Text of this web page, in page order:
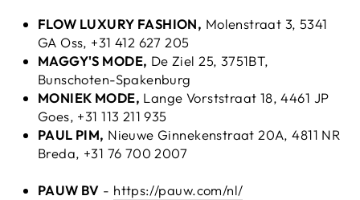
FLOW LUXURY FASHION, Molenstraat 3, 5341
GA Oss, +31 412 627 205
MAGGY'S MODE, De Ziel 25, 3751BT,
Bunschoten-Spakenburg
MONIEK MODE, Lange Vorststraat 18, 4461 JP
Goes, +31 113 211 935
PAUL PIM, Nieuwe Ginnekenstraat 20A, 4811 NR
Breda, +31 76 700 2007
PAUW BV - https://pauw.com/nl/